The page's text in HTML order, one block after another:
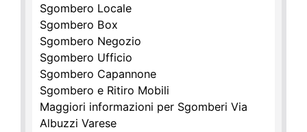
Sgombero Locale
Sgombero Box
Sgombero Negozio
Sgombero Ufficio
Sgombero Capannone
Sgombero e Ritiro Mobili
Maggiori informazioni per Sgomberi Via
Albuzzi Varese